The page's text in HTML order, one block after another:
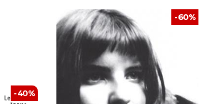
-40%
-60%